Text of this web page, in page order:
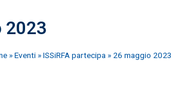
2023
»Eventi »ISSiRFA partecipa » 26 maggio 2023